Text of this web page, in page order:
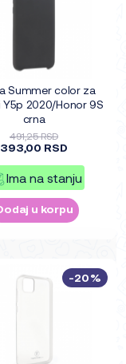
Summer color za
Y5p 2020/Honor 9S
crna
491,25 RSD
393,00 RSD
Ima na stanju
u korpu
-20%